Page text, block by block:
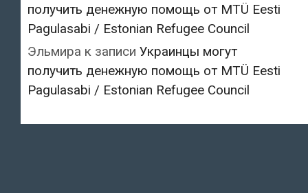
получить денежную помощь от MTÜ Eesti
Pagulasabi / Estonian Refugee Council
Эльмира к записи Украинцы могут
получить денежную помощь от MTÜ Eesti
Pagulasabi / Estonian Refugee Council